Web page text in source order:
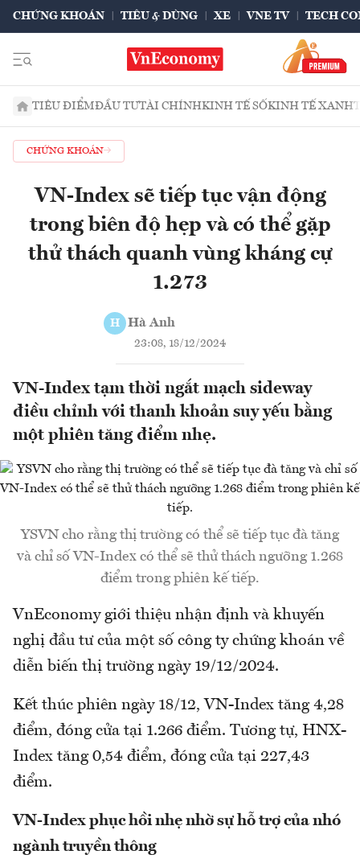
CHỨNG KHOÁN TIÊU & DÙNG XE VNE TV TECH
TIÊU ĐIỂMĐẦU TƯTÀI CHÍNHKINH TẾ SỐKINH TẾ XANH
CHỨNG KHOÁN
VN-Index sẽ tiếp tục vận động
trong biên độ hẹp và có thể gặp
thử thách quanh vùng kháng cự
1.273
H Hà Anh
23:08, 18/12/2024
VN-Index tạm thời ngắt mạch sideway
điều chỉnh với thanh khoản suy yếu bằng
một phiên tăng điểm nhẹ.
YSVN cho rằng thị trường có thể sẽ tiếp tục đà tăng
và chỉ số VN-Index có thể sẽ thử thách ngưỡng 1.268
điểm trong phiên kế tiếp.
VnEconomy giới thiệu nhận định và khuyến
nghị đầu tư của một số công ty chứng khoán về
diễn biến thị trường ngày 19/12/2024.
Kết thúc phiên ngày 18/12, VN-Index tăng 4,28
điểm, đóng cửa tại 1.266 điểm. Tương tự, HNX-
Index tăng 0,54 điểm, đóng cửa tại 227,43
điểm.
VN-Index phục hồi nhẹ nhờ sự hỗ trợ của nhó
ngành truyền thông